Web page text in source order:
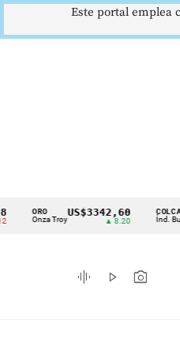
Cintillo
indicadores
económicos
ORO
Onza Troy
US$3342,60 COLCAP
Índ. Bursátil
graphic_eq play_arrow photo_camera
Este portal emplea